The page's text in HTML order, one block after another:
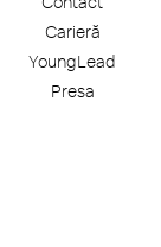
Carieră
YoungLead
Presa